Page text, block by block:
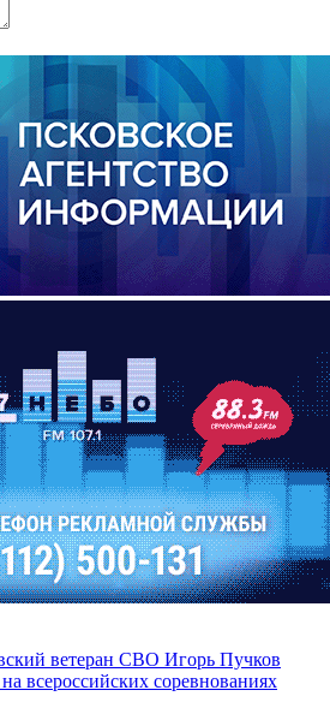
ветеран СВО Игорь Пучков
всероссийских соревнованиях